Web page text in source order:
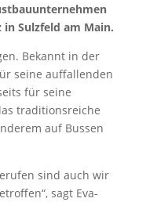
in Sulzfeld am Main.
Bekannt in der
seine auffallenden
für seine
traditionsreiche
auf Bussen
sind auch wir
sagt Eva-